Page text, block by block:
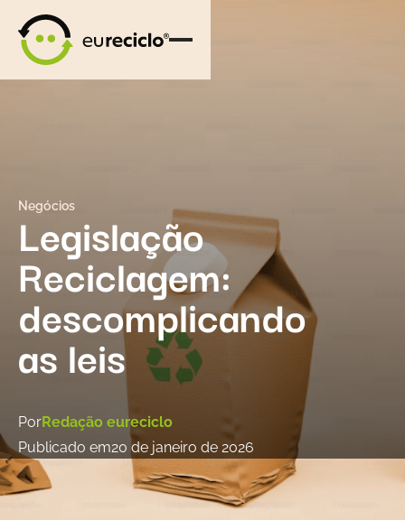
Negócios
Legislação
Reciclagem:
descomplicando
as leis
PorRedação eureciclo
Publicado em20 de janeiro de 2026